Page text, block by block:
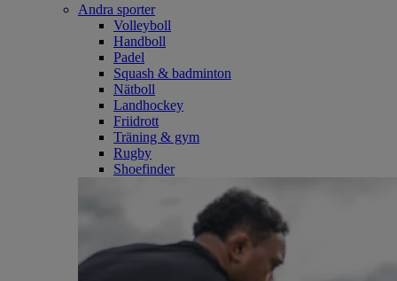
Andra sporter
Volleyboll
Handboll
Padel
Squash & badminton
Nätboll
Landhockey
Friidrott
Träning & gym
Rugby
Shoefinder